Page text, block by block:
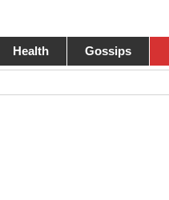
Health Gossips